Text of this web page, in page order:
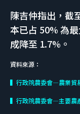
陳吉仲指出，截
本已占 50% 為
成降至 1.7%。
資料來源：
▍行政院農委會—農業貿
▍行政院農委會—主要農